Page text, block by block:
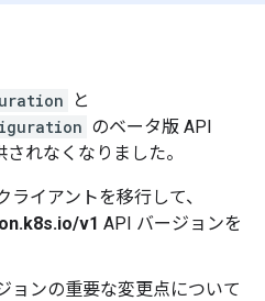
と
のベータ版 API
れなくなりました。
イアントを移行して、
v1 API バージョンを
ョンの重要な変更点について